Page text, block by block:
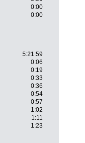
0:00
0:00
5:21:59
0:06
0:19
0:33
0:36
0:54
0:57
1:02
1:11
1:23